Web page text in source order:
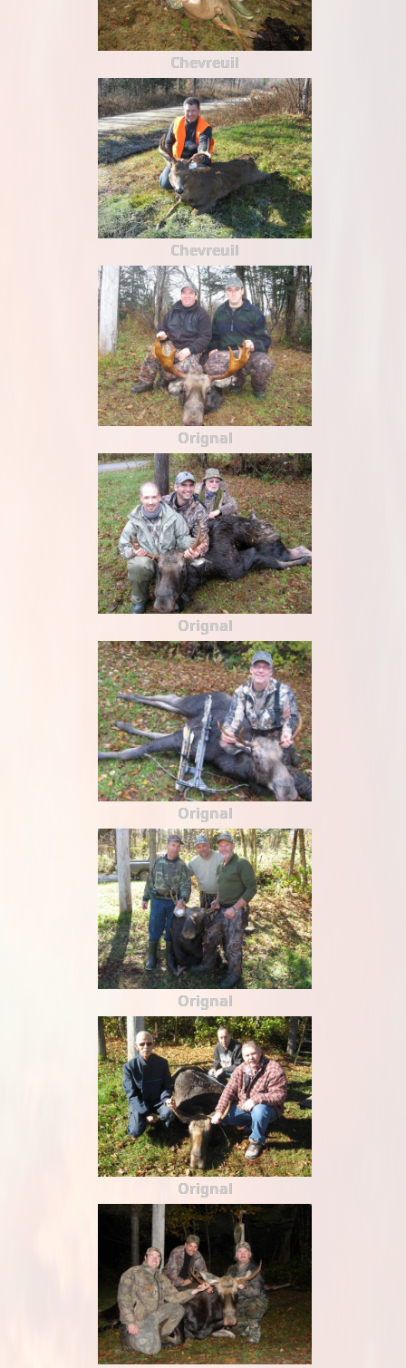
Chevreuil
Chevreuil
Orignal
Orignal
Orignal
Orignal
Orignal